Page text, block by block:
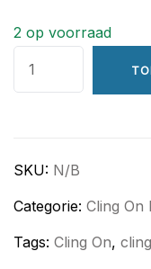
2 op voorraad
On
aantal
SKU: N/B
Categorie: Cling On
Tags: Cling On,